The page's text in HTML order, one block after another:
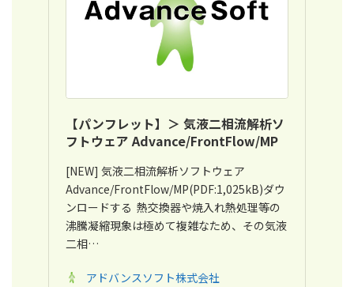
【パンフレット】＞ 気液二相流解析ソ
フトウェア Advance/FrontFlow/MP
[NEW] 気液二相流解析ソフトウェア
Advance/FrontFlow/MP(PDF:1,025kB)ダウ
ンロードする 熱交換器や焼入れ熱処理等の
沸騰凝縮現象は極めて複雑なため、その気液
二相…
アドバンスソフト株式会社